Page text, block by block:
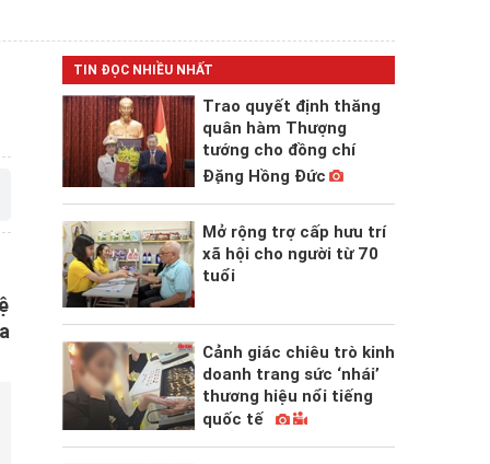
TIN ĐỌC NHIỀU NHẤT
Trao quyết định thăng
quân hàm Thượng
tướng cho đồng chí
Đặng Hồng Đức
Mở rộng trợ cấp hưu trí
xã hội cho người từ 70
tuổi
Cảnh giác chiêu trò kinh
doanh trang sức ‘nhái’
thương hiệu nổi tiếng
quốc tế